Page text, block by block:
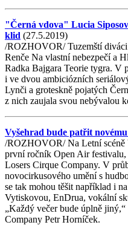
"Černá vdova" Lucia
klid (27.5.2019)
/ROZHOVOR/ Tuzemští
Renče Na vlastní nebezpečí a
Radka Bajgara Teorie tygra. V
i ve dvou ambiciózních
Lynči a groteskně pojatých
z nich zaujala svou nebývalou
Vyšehrad bude patřit
/ROZHOVOR/ Na Letní scéně
první ročník Open Air festivalu,
Losers Cirque Company. V
novocirkusového umění s
se tak mohou těšit například i
Vytiskovou, EnDrua, vokální
„Každý večer bude úplně
Company Petr Horníček.